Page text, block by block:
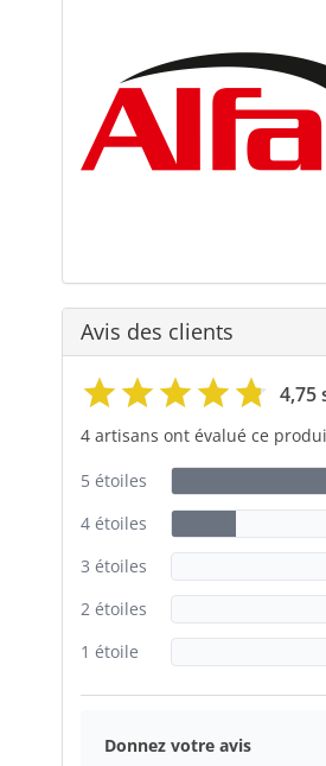
Avis des clients
4,75
4 artisans ont évalué ce
5 étoiles
4 étoiles
3 étoiles
2 étoiles
1 étoile
Donnez votre avis